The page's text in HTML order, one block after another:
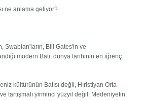
ne anlama geliyor?
Swabian'ların, Bill Gates'in ve
modern Batı, dünya tarihinin en iğrenç
kültürünün Batısı değil, Hıristiyan Orta
tartışmalı yirminci yüzyıl değil: Medeniyetin